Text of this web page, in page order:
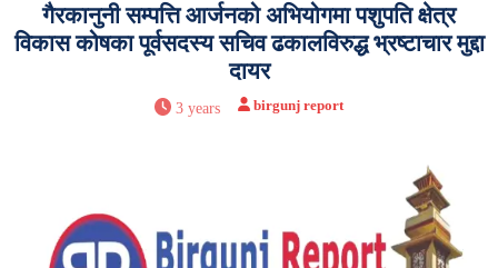
गैरकानुनी सम्पत्ति आर्जनको अभियोगमा पशुपति क्षेत्र
विकास कोषका पूर्वसदस्य सचिव ढकालविरुद्ध भ्रष्टाचार मुद्दा
दायर
3 years birgunj report